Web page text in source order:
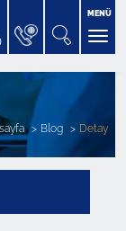
MENÜ
Blog Detay